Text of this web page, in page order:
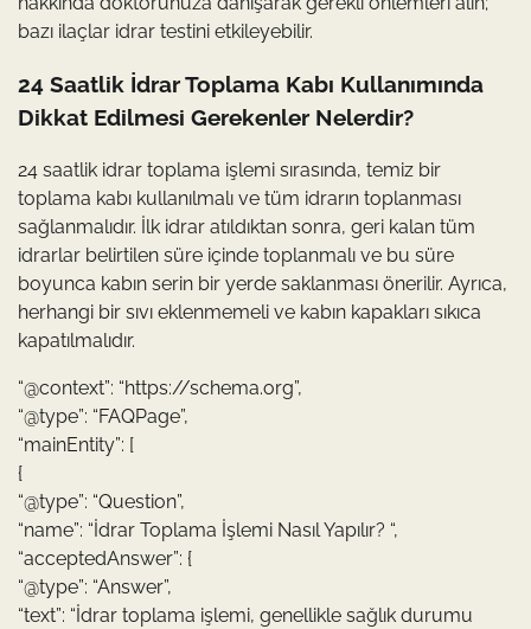
bazı ilaçlar idrar testini etkileyebilir.
24 Saatlik İdrar Toplama Kabı Kullanımında
Dikkat Edilmesi Gerekenler Nelerdir?
24 saatlik idrar toplama işlemi sırasında, temiz bir
toplama kabı kullanılmalı ve tüm idrarın toplanması
sağlanmalıdır. İlk idrar atıldıktan sonra, geri kalan tüm
idrarlar belirtilen süre içinde toplanmalı ve bu süre
boyunca kabın serin bir yerde saklanması önerilir. Ayrıca,
herhangi bir sıvı eklenmemeli ve kabın kapakları sıkıca
kapatılmalıdır.
“@context”: “https://schema.org”,
“@type”: “FAQPage”,
“mainEntity”: [
{
“@type”: “Question”,
“name”: “İdrar Toplama İşlemi Nasıl Yapılır? “,
“acceptedAnswer”: {
“@type”: “Answer”,
“text”: “İdrar toplama işlemi, genellikle sağlık durumu